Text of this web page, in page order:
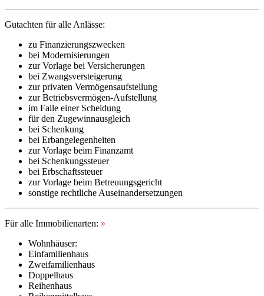
Gutachten für alle Anlässe:
zu Finanzierungszwecken
bei Modernisierungen
zur Vorlage bei Versicherungen
bei Zwangsversteigerung
zur privaten Vermögensaufstellung
zur Betriebsvermögen-Aufstellung
im Falle einer Scheidung
für den Zugewinnausgleich
bei Schenkung
bei Erbangelegenheiten
zur Vorlage beim Finanzamt
bei Schenkungssteuer
bei Erbschaftssteuer
zur Vorlage beim Betreuungsgericht
sonstige rechtliche Auseinandersetzungen
Für alle Immobilienarten: »
Wohnhäuser:
Einfamilienhaus
Zweifamilienhaus
Doppelhaus
Reihenhaus